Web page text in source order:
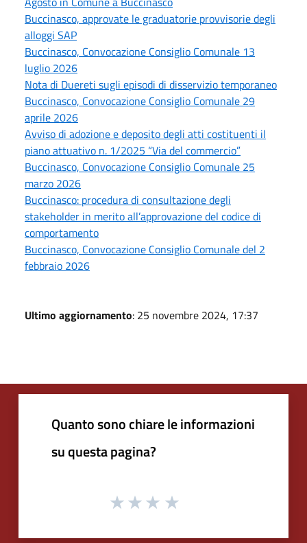
Buccinasco, approvate le graduatorie provvisorie degli
alloggi SAP
Buccinasco, Convocazione Consiglio Comunale 13
luglio 2026
Nota di Duereti sugli episodi di disservizio temporaneo
Buccinasco, Convocazione Consiglio Comunale 29
aprile 2026
Avviso di adozione e deposito degli atti costituenti il
piano attuativo n. 1/2025 “Via del commercio”
Buccinasco, Convocazione Consiglio Comunale 25
marzo 2026
Buccinasco: procedura di consultazione degli
stakeholder in merito all’approvazione del codice di
comportamento
Buccinasco, Convocazione Consiglio Comunale del 2
febbraio 2026
Ultimo aggiornamento: 25 novembre 2024, 17:37
Quanto sono chiare le informazioni
su questa pagina?